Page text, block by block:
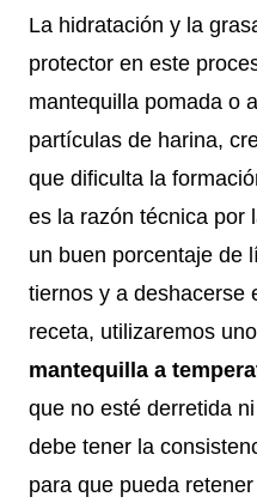
La hidratación y la
protector en este
mantequilla pomada o
partículas de harina,
que dificulta la
es la razón técnica por
un buen porcentaje de
tiernos y a deshacerse
receta, utilizaremos
mantequilla a
que no esté derretida
debe tener la
para que pueda